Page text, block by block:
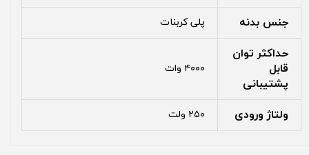
جنس بدنه پلی کربنات
حداکثر توان
قابل
پشتیبانی
۴۰۰۰ وات
ولتاژ ورودی ۲۵۰ ولت